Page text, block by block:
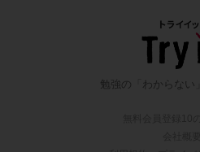
勉強の「わからない